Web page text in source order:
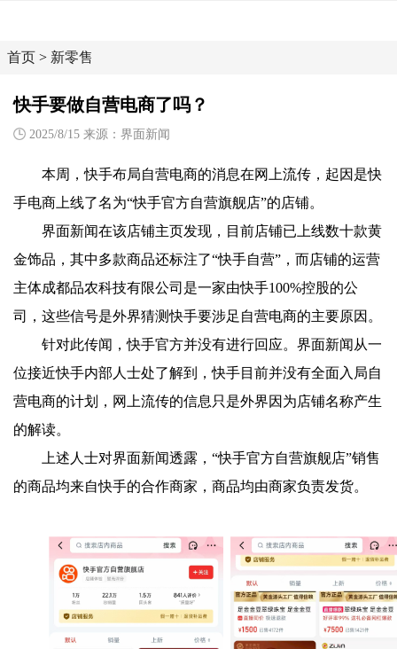
首页 > 新零售
快手要做自营电商了吗？
2025/8/15 来源：界面新闻
本周，快手布局自营电商的消息在网上流传，起因是快
手电商上线了名为“快手官方自营旗舰店”的店铺。
界面新闻在该店铺主页发现，目前店铺已上线数十款黄
金饰品，其中多款商品还标注了“快手自营”，而店铺的运营
主体成都品农科技有限公司是一家由快手100%控股的公
司，这些信号是外界猜测快手要涉足自营电商的主要原因。
针对此传闻，快手官方并没有进行回应。界面新闻从一
位接近快手内部人士处了解到，快手目前并没有全面入局自
营电商的计划，网上流传的信息只是外界因为店铺名称产生
的解读。
上述人士对界面新闻透露，“快手官方自营旗舰店”销售
的商品均来自快手的合作商家，商品均由商家负责发货。